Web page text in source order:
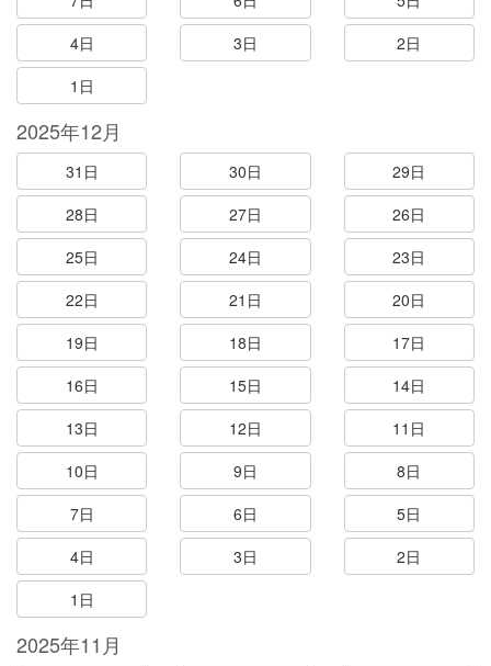
4日
3日
2日
1日
2025年12月
31日 30日
29日
28日
27日
26日
25日
24日
23日
22日
21日
20日
19日
18日
17日
16日
15日
14日
13日
12日
11日
10日
9日
8日
7日
6日
5日
4日
3日
2日
1日
2025年11月